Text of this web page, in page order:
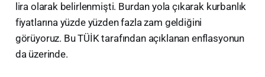
lira olarak belirlenmişti. Burdan yola çıkarak kurbanlık
fiyatlarına yüzde yüzden fazla zam geldiğini
görüyoruz. Bu TÜİK tarafından açıklanan enflasyonun
da üzerinde.